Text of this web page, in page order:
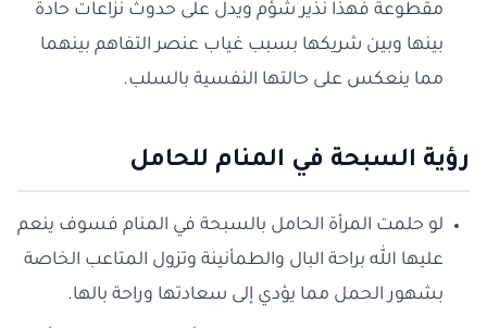
مقطوعة فهذا نذير شؤم ويدل على حدوث نزاعات حادة
بينها وبين شريكها بسبب غياب عنصر التفاهم بينهما
مما ينعكس على حالتها النفسية بالسلب.
رؤية السبحة في المنام للحامل
لو حلمت المرأة الحامل بالسبحة في المنام فسوف ينعم
عليها الله براحة البال والطمأنينة وتزول المتاعب الخاصة
بشهور الحمل مما يؤدي إلى سعادتها وراحة بالها.